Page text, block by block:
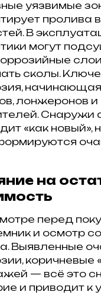
уязвимые
пролива
В
могут
сколы.
лонжеронов и
Снаружи
«как новый»,
на
перед
и осмотр
Выявленные
коричневые
— всё это
и приводит к